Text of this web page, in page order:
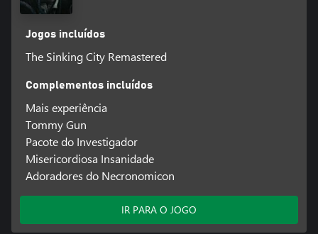
Jogos incluídos
The Sinking City Remastered
Complementos incluídos
Mais experiência
Tommy Gun
Pacote do Investigador
Misericordiosa Insanidade
Adoradores do Necronomicon
IR PARA O JOGO